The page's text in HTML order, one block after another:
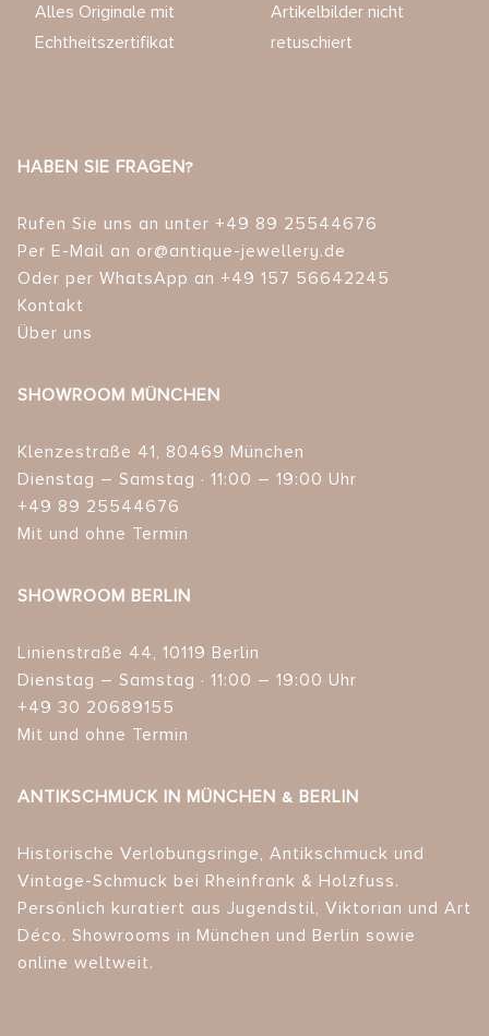
Alles Originale mit
Echtheitszertifikat
Artikelbilder nicht
retuschiert
HABEN SIE FRAGEN?
Rufen Sie uns an unter +49 89 25544676
Per E-Mail an or@antique-jewellery.de
Oder per WhatsApp an +49 157 56642245
Kontakt
Über uns
SHOWROOM MÜNCHEN
Klenzestraße 41, 80469 München
Dienstag – Samstag · 11:00 – 19:00 Uhr
+49 89 25544676
Mit und ohne Termin
SHOWROOM BERLIN
Linienstraße 44, 10119 Berlin
Dienstag – Samstag · 11:00 – 19:00 Uhr
+49 30 20689155
Mit und ohne Termin
ANTIKSCHMUCK IN MÜNCHEN & BERLIN
Historische Verlobungsringe, Antikschmuck und
Vintage-Schmuck bei Rheinfrank & Holzfuss.
Persönlich kuratiert aus Jugendstil, Viktorian und Art
Déco. Showrooms in München und Berlin sowie
online weltweit.